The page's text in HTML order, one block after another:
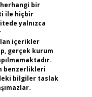
bir
ile hiçbir
yalnızca
içerikler
gerçek kurum
benzerlikleri
bilgiler taslak